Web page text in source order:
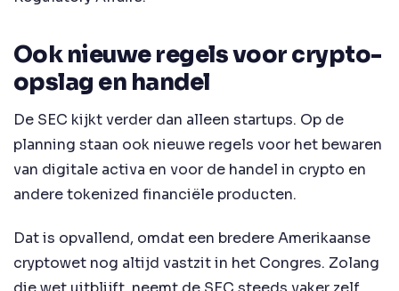
Ook nieuwe regels voor crypto-
opslag en handel
De SEC kijkt verder dan alleen startups. Op de
planning staan ook nieuwe regels voor het bewaren
van digitale activa en voor de handel in crypto en
andere tokenized financiële producten.
Dat is opvallend, omdat een bredere Amerikaanse
cryptowet nog altijd vastzit in het Congres. Zolang